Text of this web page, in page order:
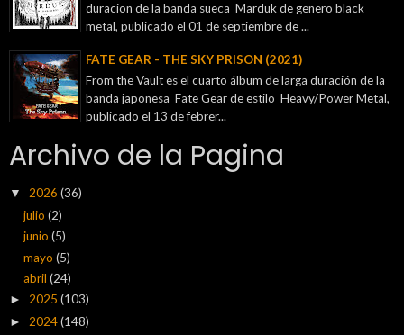
duracion de la banda sueca Marduk de genero black
metal, publicado el 01 de septiembre de ...
FATE GEAR - THE SKY PRISON (2021)
From the Vault es el cuarto álbum de larga duración de la
banda japonesa Fate Gear de estilo Heavy/Power Metal,
publicado el 13 de febrer...
Archivo de la Pagina
▼ 2026 (36)
julio(2)
junio(5)
mayo(5)
abril(24)
► 2025 (103)
► 2024(148)